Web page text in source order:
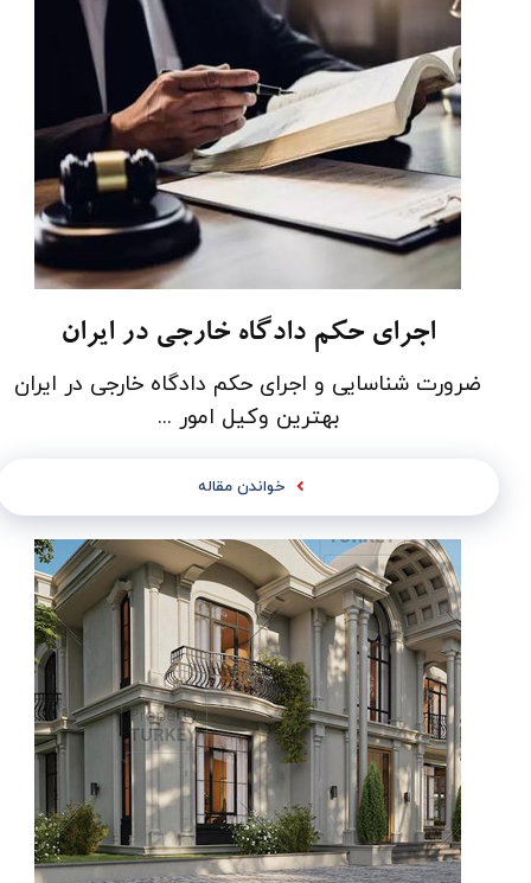
اجرای حکم دادگاه خارجی در ایران
ضرورت شناسایی و اجرای حکم دادگاه­ خارجی در ایران
بهترین وکیل امور ...
خواندن مقاله